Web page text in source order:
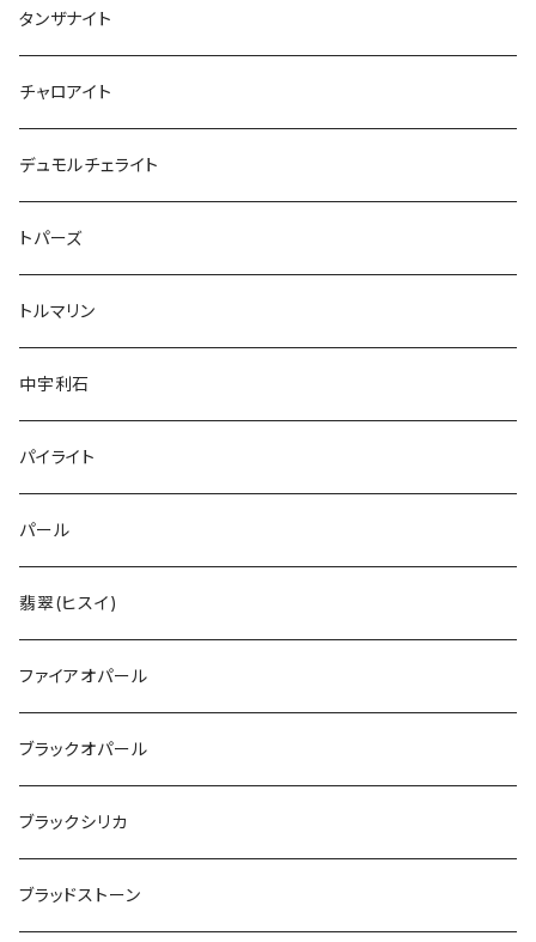
タンザナイト
チャロアイト
デュモルチェライト
トパーズ
トルマリン
中宇利石
パイライト
パール
翡翠(ヒスイ)
ファイアオパール
ブラックオパール
ブラックシリカ
ブラッドストーン